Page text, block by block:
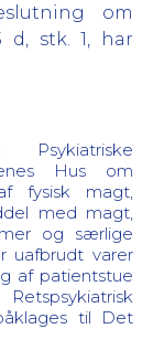
om
stk. 1, har
Hus om
fysisk magt,
med magt,
og særlige
uafbrudt varer
af patientstue
til Det